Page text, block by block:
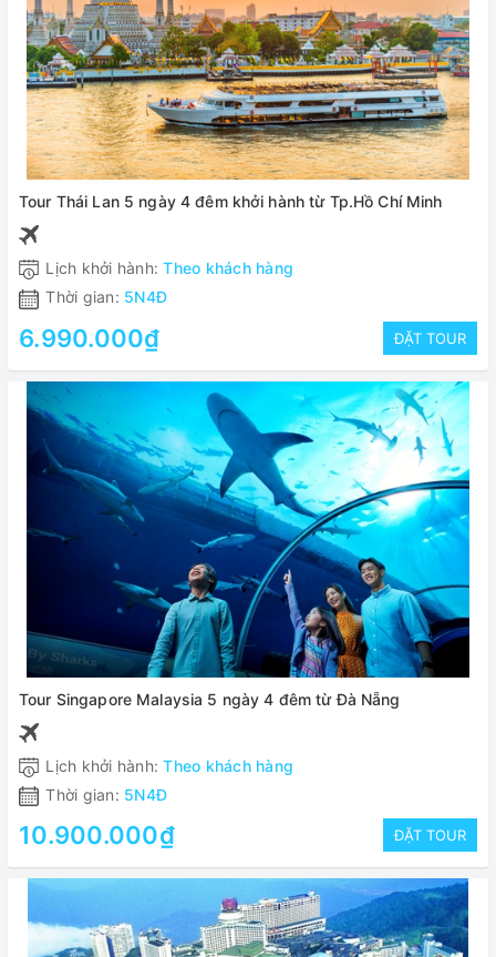
Tour Thái Lan 5 ngày 4 đêm khởi hành từ Tp.Hồ Chí Minh
Lịch khởi hành:Theo khách hàng
Thời gian: 5N4Đ
6.990.000₫ ĐẶT TOUR
Tour Singapore Malaysia 5 ngày 4 đêm từ Đà Nẵng
Lịch khởi hành:Theo khách hàng
Thời gian: 5N4Đ
10.900.000₫ ĐẶT TOUR